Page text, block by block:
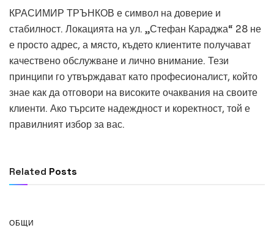
КРАСИМИР ТРЪНКОВ е символ на доверие и
стабилност. Локацията на ул. „Стефан Караджа“ 28 не
е просто адрес, а място, където клиентите получават
качествено обслужване и лично внимание. Тези
принципи го утвърждават като професионалист, който
знае как да отговори на високите очаквания на своите
клиенти. Ако търсите надеждност и коректност, той е
правилният избор за вас.
Related Posts
ОБЩИ
ОБЩИ